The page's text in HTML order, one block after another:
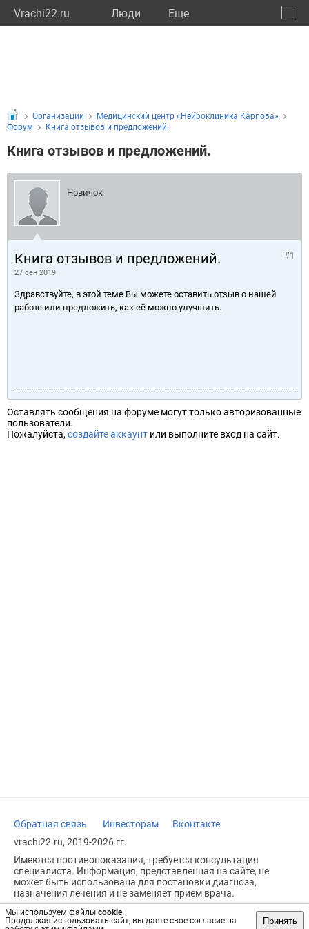
Vrachi22.ru Люди Eще
Мы используем файлы cookie.
Продолжая использовать сайт, вы даете свое согласие на
Принять
Организации
Медицинский центр «Нейроклиника Карпова»
Форум
Книга отзывов и предложений.
Книга отзывов и предложений.
Новичок
Книга отзывов и предложений.
27 сен 2019
#1
Здравствуйте, в этой теме Вы можете оставить отзыв о нашей
работе или предложить, как её можно улучшить.
Оставлять сообщения на форуме могут только авторизованные
пользователи.
Пожалуйста, создайте аккаунт или выполните вход на сайт.
Обратная связь Инвесторам
Вконтакте
vrachi22.ru, 2019-2026 гг.
Имеются противопоказания, требуется консультация
специалиста. Информация, представленная на сайте, не
может быть использована для постановки диагноза,
назначения лечения и не заменяет прием врача.
Возрастное ограничение: 18+